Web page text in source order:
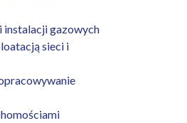
instalacji gazowych
sieci i